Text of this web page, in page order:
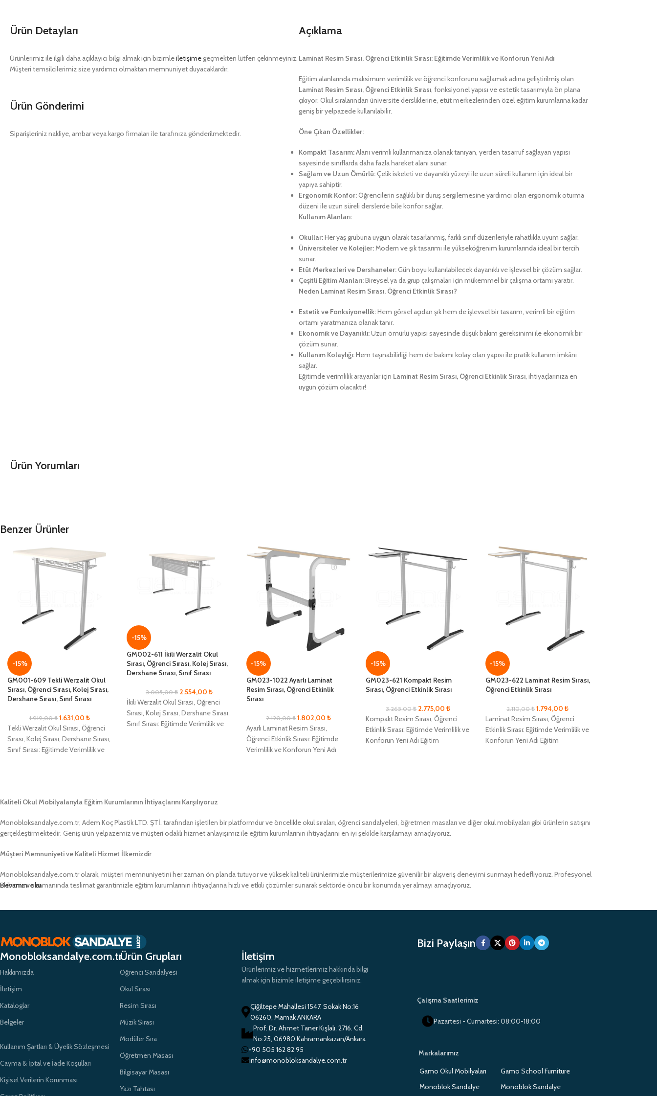
Ürün Detayları
Ürünlerimiz ile ilgili daha açıklayıcı bilgi almak için bizimleiletişimegeçmekten lütfen çekinmeyiniz.
Müşteri temsilcilerimiz size yardımcı olmaktan memnuniyet duyacaklardır.
Ürün Gönderimi
Siparişleriniz nakliye, ambar veya kargo firmaları ile tarafınıza gönderilmektedir.
Açıklama
Laminat Resim Sırası, Öğrenci Etkinlik Sırası: Eğitimde Verimlilik ve Konforun Yeni Adı
Eğitim alanlarında maksimum verimlilik ve öğrenci konforunu sağlamak adına geliştirilmiş olan
Laminat Resim Sırası, Öğrenci Etkinlik Sırası, fonksiyonel yapısı ve estetik tasarımıyla ön plana
çıkıyor. Okul sıralarından üniversite dersliklerine, etüt merkezlerinden özel eğitim kurumlarına kadar
geniş bir yelpazede kullanılabilir.
Öne Çıkan Özellikler:
Kompakt Tasarım:Alanı verimli kullanmanıza olanak tanıyan, yerden tasarruf sağlayan yapısı
sayesinde sınıflarda daha fazla hareket alanı sunar.
Sağlam ve Uzun Ömürlü:Çelik iskeleti ve dayanıklı yüzeyi ile uzun süreli kullanım için ideal bir
yapıya sahiptir.
Ergonomik Konfor:Öğrencilerin sağlıklı bir duruş sergilemesine yardımcı olan ergonomik oturma
düzeni ile uzun süreli derslerde bile konfor sağlar.
Kullanım Alanları:
Okullar:Her yaş grubuna uygun olarak tasarlanmış, farklı sınıf düzenleriyle rahatlıkla uyum sağlar.
Üniversiteler ve Kolejler:Modern ve şık tasarımı ile yükseköğrenim kurumlarında ideal bir tercih
sunar.
Etüt Merkezleri ve Dershaneler:Gün boyu kullanılabilecek dayanıklı ve işlevsel bir çözüm sağlar.
Çeşitli Eğitim Alanları:Bireysel ya da grup çalışmaları için mükemmel bir çalışma ortamı yaratır.
Neden Laminat Resim Sırası, Öğrenci Etkinlik Sırası?
Estetik ve Fonksiyonellik:Hem görsel açıdan şık hem de işlevsel bir tasarım, verimli bir eğitim
ortamı yaratmanıza olanak tanır.
Ekonomik ve Dayanıklı:Uzun ömürlü yapısı sayesinde düşük bakım gereksinimi ile ekonomik bir
çözüm sunar.
Kullanım Kolaylığı:Hem taşınabilirliği hem de bakımı kolay olan yapısı ile pratik kullanım imkânı
sağlar.
Eğitimde verimlilik arayanlar için Laminat Resim Sırası, Öğrenci Etkinlik Sırası, ihtiyaçlarınıza en
uygun çözüm olacaktır!
Ürün Yorumları
Benzer Ürünler
-15%
GM001-609 Tekli Werzalit Okul
Sırası, Öğrenci Sırası, Kolej Sırası,
Dershane Sırası, Sınıf Sırası
1.919,00₺ 1.631,00₺
Tekli Werzalit Okul Sırası, Öğrenci
Sırası, Kolej Sırası, Dershane Sırası,
Sınıf Sırası: Eğitimde Verimlilik ve
-15%
GM002-611 İkili Werzalit Okul
Sırası, Öğrenci Sırası, Kolej Sırası,
Dershane Sırası, Sınıf Sırası
3.005,00₺ 2.554,00₺
İkili Werzalit Okul Sırası, Öğrenci
Sırası, Kolej Sırası, Dershane Sırası,
Sınıf Sırası: Eğitimde Verimlilik ve
-15%
GM023-1022 Ayarlı Laminat
Resim Sırası, Öğrenci Etkinlik
Sırası
2.120,00₺ 1.802,00₺
Ayarlı Laminat Resim Sırası,
Öğrenci Etkinlik Sırası: Eğitimde
Verimlilik ve Konforun Yeni Adı
-15%
GM023-621 Kompakt Resim
Sırası, Öğrenci Etkinlik Sırası
3.265,00₺ 2.775,00₺
Kompakt Resim Sırası, Öğrenci
Etkinlik Sırası: Eğitimde Verimlilik ve
Konforun Yeni Adı Eğitim
-15%
GM023-622 Laminat Resim Sırası,
Öğrenci Etkinlik Sırası
2.110,00₺ 1.794,00₺
Laminat Resim Sırası, Öğrenci
Etkinlik Sırası: Eğitimde Verimlilik ve
Konforun Yeni Adı Eğitim
Kaliteli Okul Mobilyalarıyla Eğitim Kurumlarının İhtiyaçlarını Karşılıyoruz
Monobloksandalye.com.tr, Adem Koç Plastik LTD. ŞTİ. tarafından işletilen bir platformdur ve öncelikle okul sıraları, öğrenci sandalyeleri, öğretmen masaları ve diğer okul mobilyaları gibi ürünlerin satışını
gerçekleştirmektedir. Geniş ürün yelpazemiz ve müşteri odaklı hizmet anlayışımız ile eğitim kurumlarının ihtiyaçlarını en iyi şekilde karşılamayı amaçlıyoruz.
Müşteri Memnuniyeti ve Kaliteli Hizmet İlkemizdir
Monobloksandalye.com.tr olarak, müşteri memnuniyetini her zaman ön planda tutuyor ve yüksek kaliteli ürünlerimizle müşterilerimize güvenilir bir alışveriş deneyimi sunmayı hedefliyoruz. Profesyonel
ekibimiz ve zamanında teslimat garantimizle eğitim kurumlarının ihtiyaçlarına hızlı ve etkili çözümler sunarak sektörde öncü bir konumda yer almayı amaçlıyoruz.
Devamını oku
Monobloksandalye.com.tr
Hakkımızda
İletişim
Kataloglar
Belgeler
Kullanım Şartları & Üyelik Sözleşmesi
Cayma & İptal ve İade Koşulları
Kişisel Verilerin Korunması
Ürün Grupları
Öğrenci Sandalyesi
Okul Sırası
Resim Sırası
Müzik Sırası
Modüler Sıra
Öğretmen Masası
Bilgisayar Masası
Yazı Tahtası
İletişim
Çiğiltepe Mahallesi 1547. Sokak No:16
06260, Mamak ANKARA
Prof. Dr. Ahmet Taner Kışlalı, 2716. Cd.
No:25, 06980 Kahramankazan/Ankara
+90 505 162 82 95
Ürünlerimiz ve hizmetlerimiz hakkında bilgi
almak için bizimle iletişime geçebilirsiniz.
info@monobloksandalye.com.tr
Bizi Paylaşın
Çalışma Saatlerimiz
Pazartesi - Cumartesi: 08:00-18:00
Markalarımız
Gamo Okul Mobilyaları
Gamo School Furniture
Monoblok Sandalye
Monoblok Sandalye